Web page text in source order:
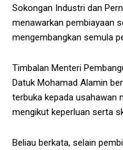
Sokongan Industri dan
menawarkan pembiayaan
mengembangkan semula
Timbalan Menteri
Datuk Mohamad Alamin
terbuka kepada usahawan
mengikut keperluan serta
Beliau berkata, selain